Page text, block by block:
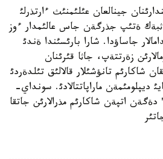
جينالعان عئلئمنئث ءارتذرلئ
ةتئپ جذرگةن جاس عالئمدار ءوز
جاساؤدا. شارا بارئسئندا ةندئ
زةرتتةپ، جاثا قئرئنان
شاكارئم تانؤشئلار قالالئق تئلدةردئ
ديپلومئمةن ماراپاتتالادئ. سونداي-
اتپةن شاكارئم مذرالارئن جاتقا